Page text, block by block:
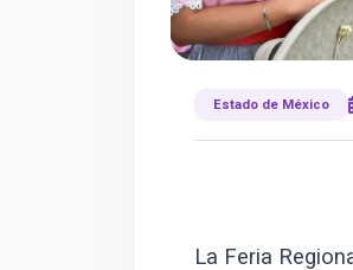
Estado de México
La Feria